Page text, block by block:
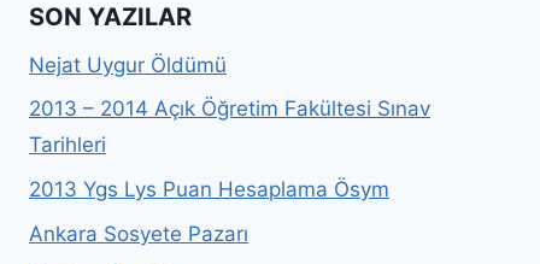
SON YAZILAR
Nejat Uygur Öldümü
2013 – 2014 Açık Öğretim Fakültesi Sınav
Tarihleri
2013 Ygs Lys Puan Hesaplama Ösym
Ankara Sosyete Pazarı